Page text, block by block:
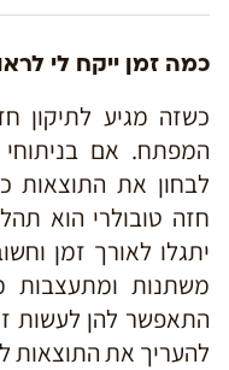
כמה זמן ייקח לי
כשזה מגיע לתיקון
המפתח. אם
לבחון את התוצאות
חזה טובולרי הוא
יתגלו לאורך זמן
משתנות
התאפשר להן לעשות
להעריך את התוצאות